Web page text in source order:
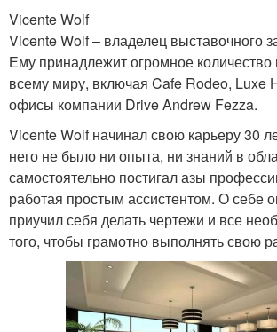
Vicente Wolf
Vicente Wolf – владелец выставочного
Ему принадлежит огромное количество
всему миру, включая Cafe Rodeo, Luxe
офисы компании Drive Andrew Fezza.
Vicente Wolf начинал свою карьеру 30
него не было ни опыта, ни знаний в
самостоятельно постигал азы
работая простым ассистентом. О себе
приучил себя делать чертежи и все
того, чтобы грамотно выполнять свою